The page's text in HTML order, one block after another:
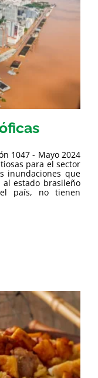
1047 - Mayo 2024
para el sector
inundaciones que
estado brasileño
país, no tienen